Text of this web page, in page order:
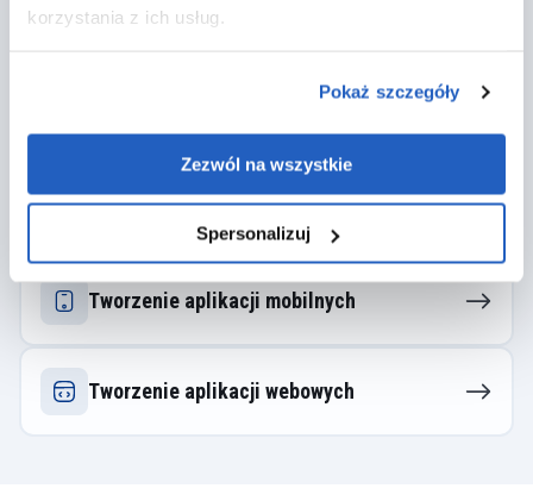
korzystania z ich usług.
Pokaż szczegóły
Zezwól na wszystkie
Spersonalizuj
Zarządzanie zmianą
Rozwiązania AI
Tworzenie aplikacji mobilnych
Tworzenie aplikacji webowych